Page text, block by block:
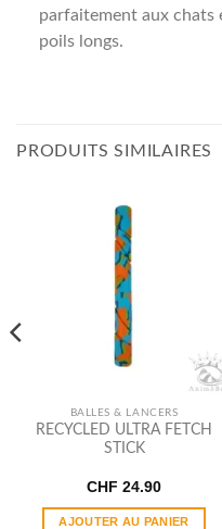
parfaitement aux chats
poils longs.
PRODUITS SIMILAIRES
BALLES & LANCERS
RECYCLED ULTRA FETCH
STICK
CHF 24.90
AJOUTER AU PANIER